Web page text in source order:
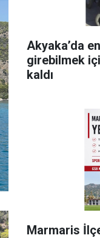
Akyaka’da
girebilmek
kaldı
Marmaris